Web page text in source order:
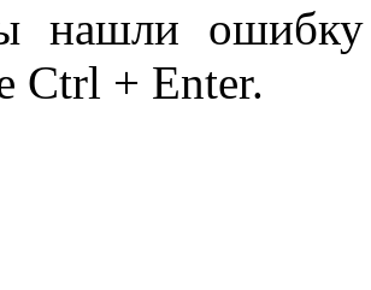
нашли ошибку
Ctrl + Enter.